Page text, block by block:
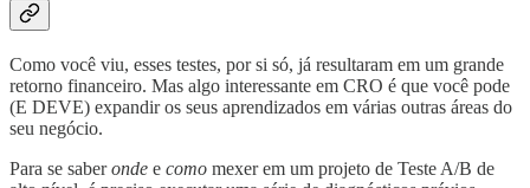
Como você viu, esses testes, por si só, já resultaram em um grande
retorno financeiro. Mas algo interessante em CRO é que você pode
(E DEVE) expandir os seus aprendizados em várias outras áreas do
seu negócio.
Para se saberonde e como mexer em um projeto de Teste A/B de